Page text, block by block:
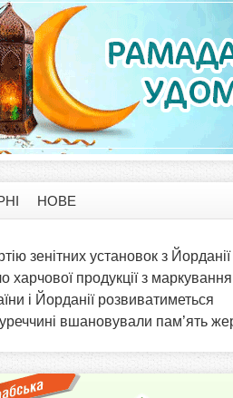
НОВЕ
зенітних установок з Йорданії
харчової продукції з
і Йорданії розвиватиметься
вшановували пам’ять